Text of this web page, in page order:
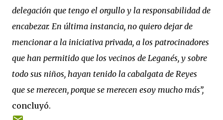
delegación que tengo el orgullo y la responsabilidad de
encabezar. En última instancia, no quiero dejar de
mencionar a la iniciativa privada, a los patrocinadores
que han permitido que los vecinos de Leganés, y sobre
todo sus niños, hayan tenido la cabalgata de Reyes
que se merecen, porque se merecen esoy mucho más”,
concluyó.